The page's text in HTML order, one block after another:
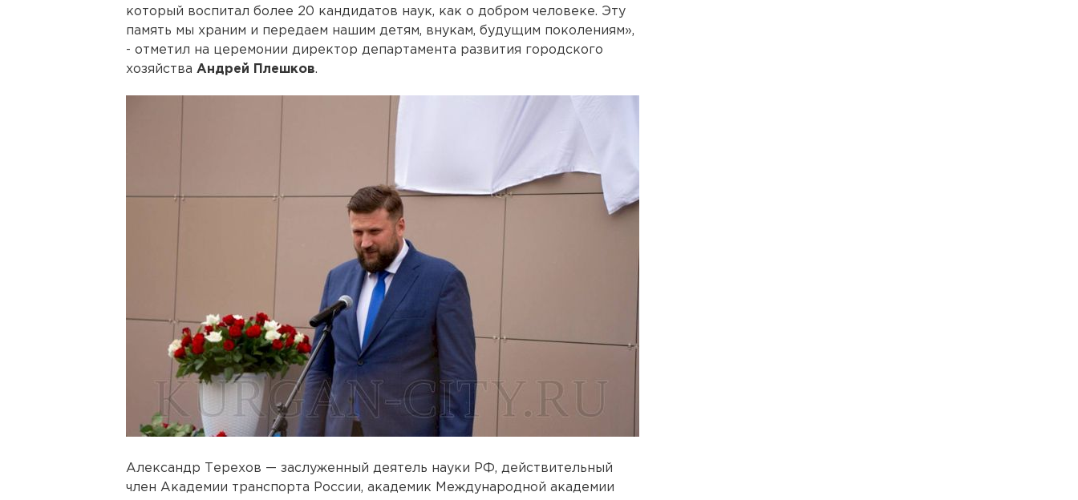
который воспитал более 20 кандидатов наук, как о добром человеке. Эту
память мы храним и передаем нашим детям, внукам, будущим поколениям»,
- отметил на церемонии директор департамента развития городского
хозяйства Андрей Плешков.
Александр Терехов — заслуженный деятель науки РФ, действительный
член Академии транспорта России, академик Международной академии